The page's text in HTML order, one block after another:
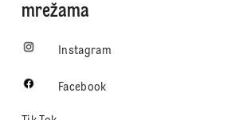
mrežama
Instagram
Facebook